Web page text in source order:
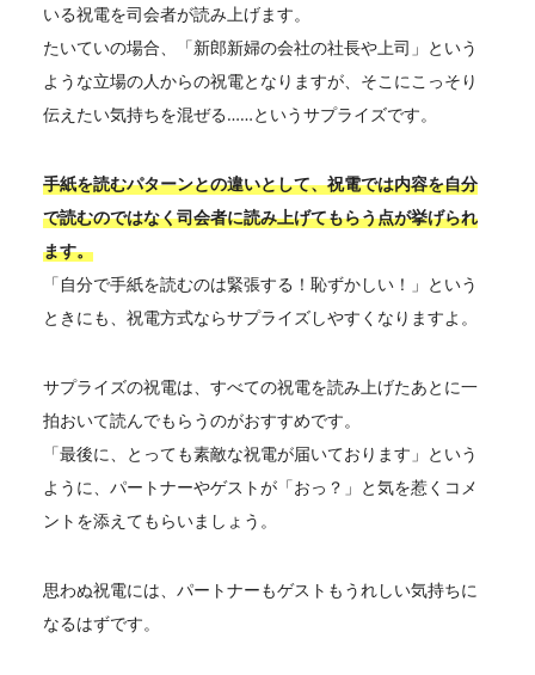
いる祝電を司会者が読み上げます。
たいていの場合、「新郎新婦の会社の社長や上司」という
ような立場の人からの祝電となりますが、そこにこっそり
伝えたい気持ちを混ぜる……というサプライズです。
手紙を読むパターンとの違いとして、祝電では内容を自分
で読むのではなく司会者に読み上げてもらう点が挙げられ
ます。
「自分で手紙を読むのは緊張する！恥ずかしい！」という
ときにも、祝電方式ならサプライズしやすくなりますよ。
サプライズの祝電は、すべての祝電を読み上げたあとに一
拍おいて読んでもらうのがおすすめです。
「最後に、とっても素敵な祝電が届いております」という
ように、パートナーやゲストが「おっ？」と気を惹くコメ
ントを添えてもらいましょう。
思わぬ祝電には、パートナーもゲストもうれしい気持ちに
なるはずです。